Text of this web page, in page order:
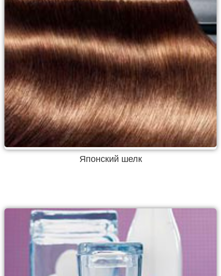
Японский шелк